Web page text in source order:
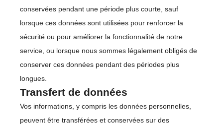
conservées pendant une période plus courte, sauf
lorsque ces données sont utilisées pour renforcer la
sécurité ou pour améliorer la fonctionnalité de notre
service, ou lorsque nous sommes légalement obligés de
conserver ces données pendant des périodes plus
longues.
Transfert de données
Vos informations, y compris les données personnelles,
peuvent être transférées et conservées sur des